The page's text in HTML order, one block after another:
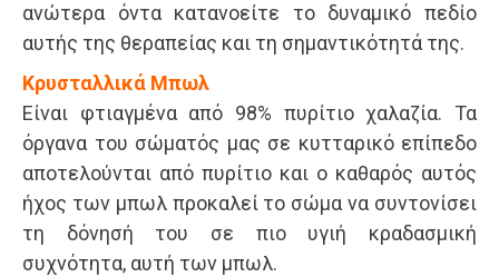
ανώτερα όντα κατανοείτε το δυναμικό πεδίο
αυτής της θεραπείας και τη σημαντικότητά της.
Κρυσταλλικά Μπωλ
Είναι φτιαγμένα από 98% πυρίτιο χαλαζία. Τα
όργανα του σώματός μας σε κυτταρικό επίπεδο
αποτελούνται από πυρίτιο και ο καθαρός αυτός
ήχος των μπωλ προκαλεί το σώμα να συντονίσει
τη δόνησή του σε πιο υγιή κραδασμική
συχνότητα, αυτή των μπωλ.